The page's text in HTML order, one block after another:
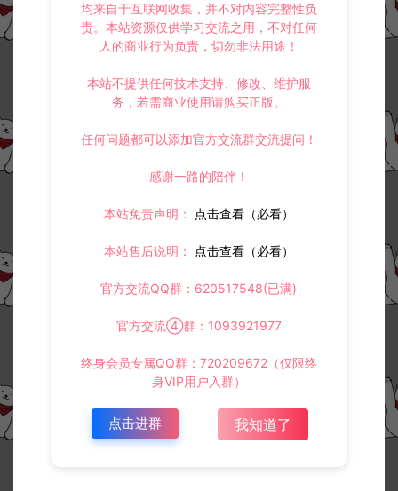
资源下载
30 星钻，请先
收藏 (0) 打赏 点赞 (
©版权免责声明
若您需要商业运营或用于其他商业活动，请您购买正版授权并合法
如果本站有侵犯、不妥之处的资源，请在网站右边客服联系我们。
均来自于互联网收集，并不对内容完整性负
责。本站资源仅供学习交流之用，不对任何
人的商业行为负责，切勿非法用途！
本站不提供任何技术支持、修改、维护服
务，若需商业使用请购买正版。
任何问题都可以添加官方交流群交流提问！
感谢一路的陪伴！
本站免责声明： 点击查看（必看）
本站售后说明： 点击查看（必看）
官方交流QQ群：620517548(已满)
官方交流④群：1093921977
终身会员专属QQ群：720209672（仅限终
身VIP用户入群）
点击进群 我知道了